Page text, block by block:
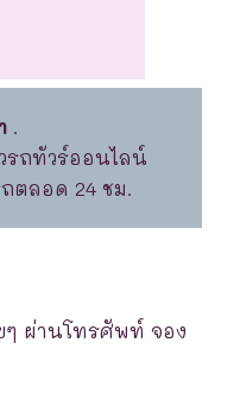
.
รถทัวร์ออนไลน์
ตลอด 24 ชม.
ผ่านโทรศัพท์ จอง